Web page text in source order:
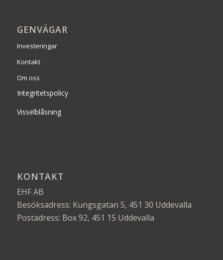
GENVÄGAR
Investeringar
Kontakt
Om oss
Integritetspolicy
Visselblåsning
KONTAKT
EHF AB
Besöksadress: Kungsgatan 5, 451 30 Uddevalla
Postadress: Box 92, 451 15 Uddevalla